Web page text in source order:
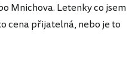
Mnichova. Letenky co jsem
cena přijatelná, nebo je to